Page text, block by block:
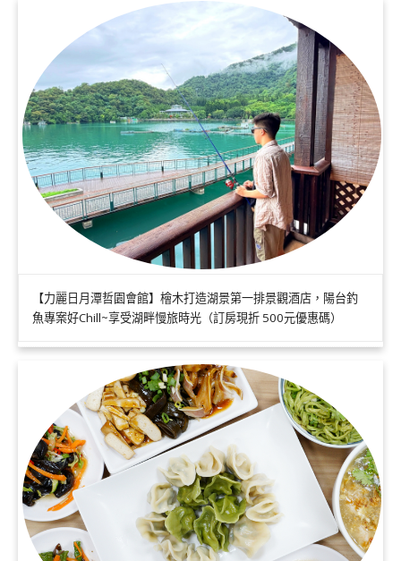
【力麗日月潭哲園會館】檜木打造湖景第一排景觀酒店，陽台釣
魚專案好Chill~享受湖畔慢旅時光（訂房現折 500元優惠碼）